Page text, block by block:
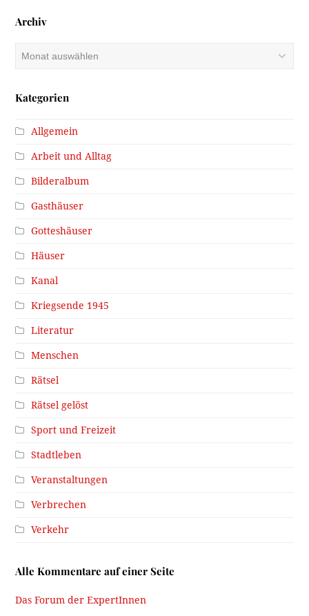
Archiv
Archiv
Kategorien
Allgemein
Arbeit und Alltag
Bilderalbum
Gasthäuser
Gotteshäuser
Häuser
Kanal
Kriegsende 1945
Literatur
Menschen
Rätsel
Rätsel gelöst
Sport und Freizeit
Stadtleben
Veranstaltungen
Verbrechen
Verkehr
Alle Kommentare auf einer Seite
Das Forum der ExpertInnen